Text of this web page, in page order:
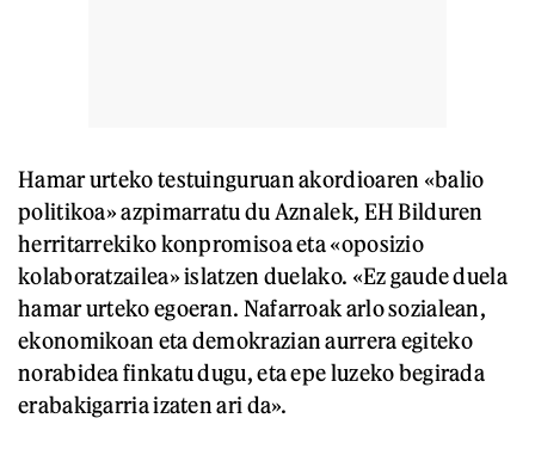
Hamar urteko testuinguruan akordioaren «balio
politikoa» azpimarratu du Aznalek, EH Bilduren
herritarrekiko konpromisoa eta «oposizio
kolaboratzailea» islatzen duelako. «Ez gaude duela
hamar urteko egoeran. Nafarroak arlo sozialean,
ekonomikoan eta demokrazian aurrera egiteko
norabidea finkatu dugu, eta epe luzeko begirada
erabakigarria izaten ari da».